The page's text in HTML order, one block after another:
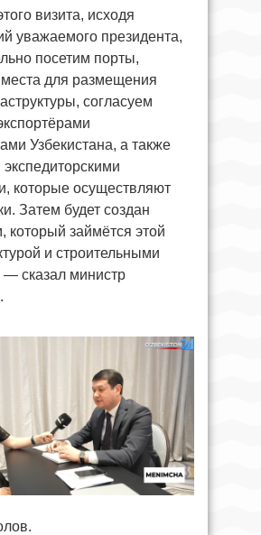
визита, исходя
уважаемого президента,
посетим порты,
для размещения
согласуем
Узбекистана, а также
которые осуществляют
Затем будет создан
который займётся этой
и строительными
— сказал министр